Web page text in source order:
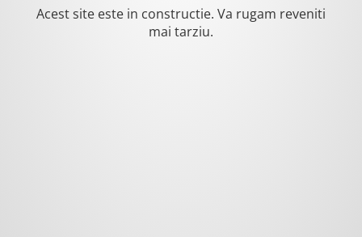
Acest site este in constructie. Va rugam reveniti
mai tarziu.